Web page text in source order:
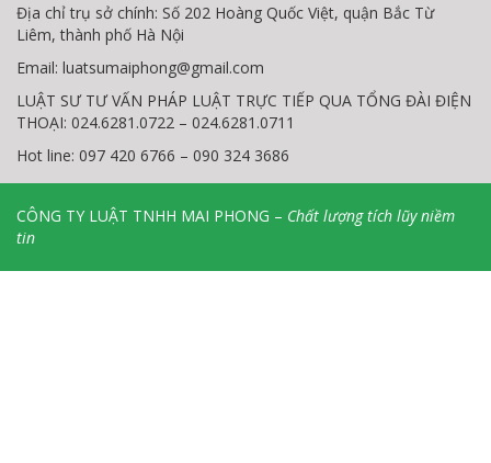
Địa chỉ trụ sở chính: Số 202 Hoàng Quốc Việt, quận Bắc Từ
Liêm, thành phố Hà Nội
Email: luatsumaiphong@gmail.com
LUẬT SƯ TƯ VẤN PHÁP LUẬT TRỰC TIẾP QUA TỔNG ĐÀI ĐIỆN
THOẠI: 024.6281.0722 – 024.6281.0711
Hot line: 097 420 6766 – 090 324 3686
CÔNG TY LUẬT TNHH MAI PHONG – Chất lượng tích lũy niềm
tin